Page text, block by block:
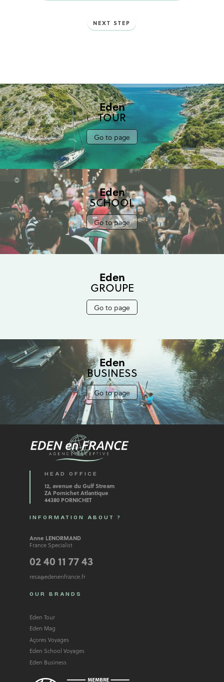
NEXT STEP
Eden
TOUR
Go to page
Eden
SCHOOL
Go to page
Eden
GROUPE
Go to page
Eden
BUSINESS
Go to page
HEAD OFFICE
12, avenue du Gulf Stream
ZA Pornichet Atlantique
44380 PORNICHET
INFORMATION ABOUT ?
Anne LENORMAND
France Specialist
02 40 11 77 43
resa@edenenfrance.fr
OUR BRANDS
Eden Tour
Eden Mag
Açores Voyages
Eden School Voyages
Eden Business